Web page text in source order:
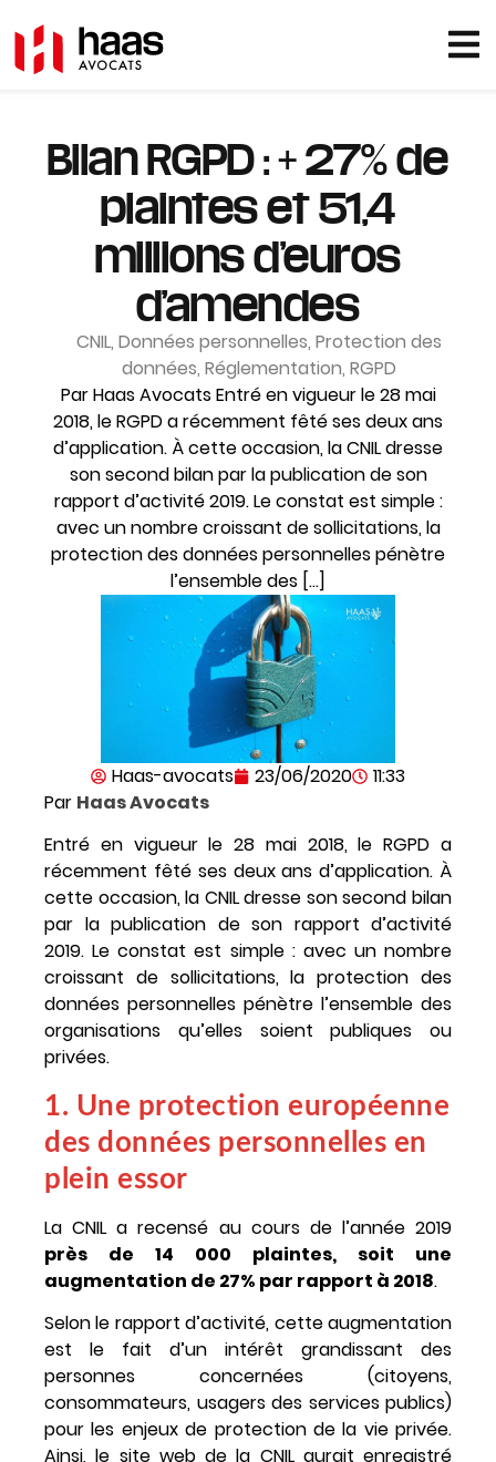
Bilan RGPD : + 27% de
plaintes et 51,4
millions d’euros
d’amendes
CNIL, Données personnelles, Protection des
données, Réglementation, RGPD
Par Haas Avocats Entré en vigueur le 28 mai
2018, le RGPD a récemment fêté ses deux ans
d’application. À cette occasion, la CNIL dresse
son second bilan par la publication de son
rapport d’activité 2019. Le constat est simple :
avec un nombre croissant de sollicitations, la
protection des données personnelles pénètre
l’ensemble des […]
Haas-avocats 23/06/2020
11:33
Par Haas Avocats
Entré en vigueur le 28 mai 2018, le RGPD a
récemment fêté ses deux ans d’application. À
cette occasion, la CNIL dresse son second bilan
par la publication de son rapport d’activité
2019. Le constat est simple : avec un nombre
croissant de sollicitations, la protection des
données personnelles pénètre l’ensemble des
organisations qu’elles soient publiques ou
privées.
1. Une protection européenne
des données personnelles en
plein essor
La CNIL a recensé au cours de l’année 2019
près de 14 000 plaintes, soit une
augmentation de 27% par rapport à 2018.
Selon le rapport d’activité, cette augmentation
est le fait d’un intérêt grandissant des
personnes concernées (citoyens,
consommateurs, usagers des services publics)
pour les enjeux de protection de la vie privée.
Ainsi, le site web de la CNIL aurait enregistré